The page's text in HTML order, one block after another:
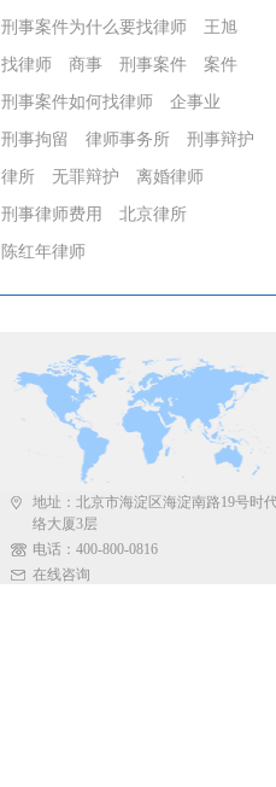
刑事案件为什么要找律师 王旭
找律师 商事 刑事案件 案件
刑事案件如何找律师 企事业
刑事拘留 律师事务所 刑事辩护
律所 无罪辩护 离婚律师
刑事律师费用 北京律所
陈红年律师
地址：北京市海淀区海淀南路19号时
络大厦3层
电话：400-800-0816
在线咨询